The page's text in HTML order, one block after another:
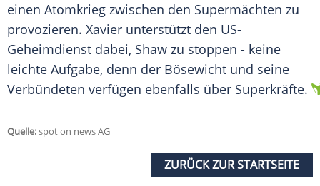
einen Atomkrieg zwischen den Supermächten zu
provozieren. Xavier unterstützt den US-
Geheimdienst dabei, Shaw zu stoppen - keine
leichte Aufgabe, denn der Bösewicht und seine
Verbündeten verfügen ebenfalls über Superkräfte.
Quelle:spot on news AG
ZURÜCK ZUR STARTSEITE